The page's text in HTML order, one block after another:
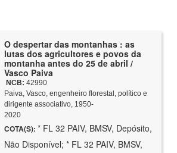
O despertar das montanhas : as
lutas dos agricultores e povos da
montanha antes do 25 de abril /
Vasco Paiva
NCB: 42990
Paiva, Vasco, engenheiro florestal, político e
dirigente associativo, 1950-
2020
COTA(S): * FL 32 PAIV, BMSV, Depósito,
Não Disponível; * FL 32 PAIV, BMSV,